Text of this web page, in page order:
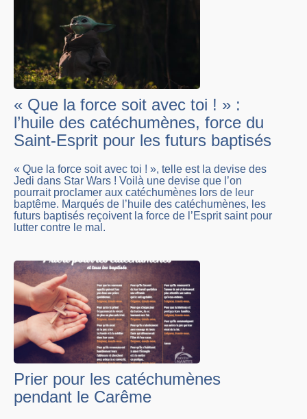
« Que la force soit avec toi ! » :
l’huile des catéchumènes, force du
Saint-Esprit pour les futurs baptisés
« Que la force soit avec toi ! », telle est la devise des
Jedi dans Star Wars ! Voilà une devise que l’on
pourrait proclamer aux catéchumènes lors de leur
baptême. Marqués de l’huile des catéchumènes, les
futurs baptisés reçoivent la force de l’Esprit saint pour
lutter contre le mal.
Prier pour les catéchumènes
pendant le Carême